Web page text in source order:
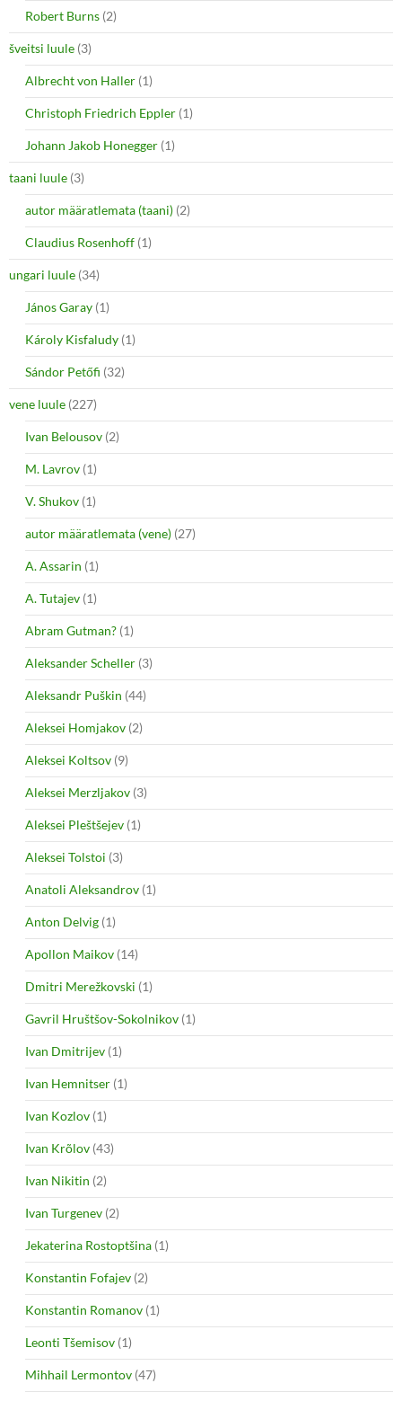
Robert Burns (2)
šveitsi luule (3)
Albrecht von Haller (1)
Christoph Friedrich Eppler (1)
Johann Jakob Honegger (1)
taani luule (3)
autor määratlemata (taani) (2)
Claudius Rosenhoff (1)
ungari luule (34)
János Garay (1)
Károly Kisfaludy (1)
Sándor Petőfi (32)
vene luule (227)
Ivan Belousov (2)
M. Lavrov (1)
V. Shukov (1)
autor määratlemata (vene) (27)
A. Assarin (1)
A. Tutajev (1)
Abram Gutman? (1)
Aleksander Scheller (3)
Aleksandr Puškin (44)
Aleksei Homjakov (2)
Aleksei Koltsov (9)
Aleksei Merzljakov (3)
Aleksei Pleštšejev (1)
Aleksei Tolstoi (3)
Anatoli Aleksandrov (1)
Anton Delvig (1)
Apollon Maikov (14)
Dmitri Merežkovski (1)
Gavril Hruštšov-Sokolnikov (1)
Ivan Dmitrijev (1)
Ivan Hemnitser (1)
Ivan Kozlov (1)
Ivan Krõlov (43)
Ivan Nikitin (2)
Ivan Turgenev (2)
Jekaterina Rostoptšina (1)
Konstantin Fofajev (2)
Konstantin Romanov (1)
Leonti Tšemisov (1)
Mihhail Lermontov (47)